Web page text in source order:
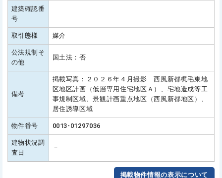
建築確認番
号
取引態様 媒介
公法規制そ
の他
国土法：否
備考
掲載写真：２０２６年４月撮影 西風新都梶毛東地
区地区計画（低層専用住宅地区Ａ）、宅地造成等工
事規制区域、景観計画重点地区（西風新都地区）、
居住誘導区域
物件番号 0013-01297036
建物状況調
査日
－
掲載物件情報の表示について